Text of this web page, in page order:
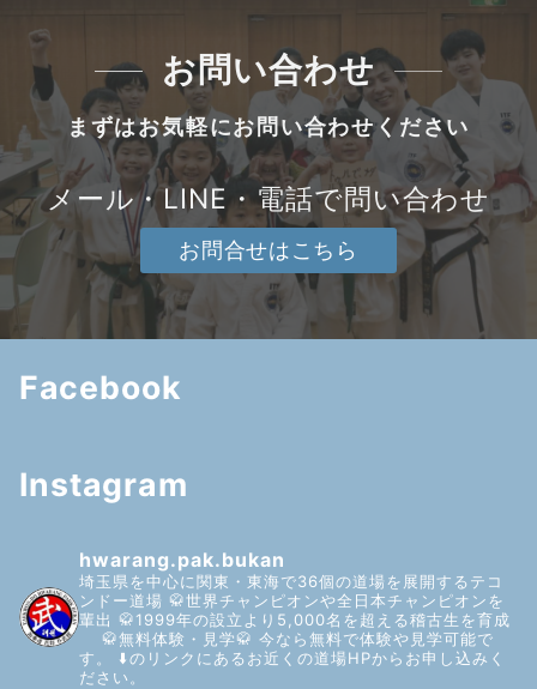
お問い合わせ
まずはお気軽にお問い合わせください
メール・LINE・電話で問い合わせ
お問合せはこちら
Facebook
Instagram
hwarang.pak.bukan
埼玉県を中心に関東・東海で36個の道場を展開するテコ
ンドー道場 🥋世界チャンピオンや全日本チャンピオンを
輩出 🥋1999年の設立より5,000名を超える稽古生を育成
🥋無料体験・見学🥋 今なら無料で体験や見学可能で
す。
⬇️のリンクにあるお近くの道場HPからお申し込みく
ださい。